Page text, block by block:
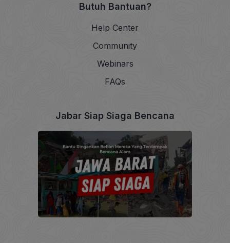
Butuh Bantuan?
Help Center
Community
Webinars
FAQs
Jabar Siap Siaga Bencana